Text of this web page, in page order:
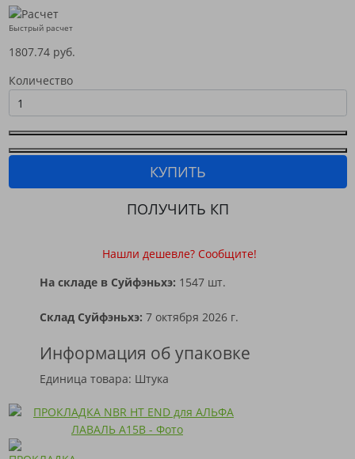
Быстрый расчет
1807.74 руб.
Количество
КУПИТЬ
ПОЛУЧИТЬ КП
Нашли дешевле? Сообщите!
На складе в Суйфэньхэ: 1547 шт.
Склад Суйфэньхэ: 7 октября 2026 г.
Информация об упаковке
Единица товара: Штука